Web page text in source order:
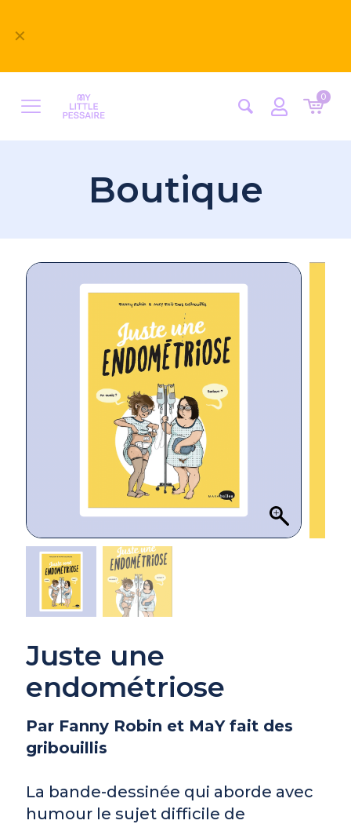
✕
0
Boutique
Juste une
endométriose
Par Fanny Robin et MaY fait des
gribouillis
La bande-dessinée qui aborde avec
humour le sujet difficile de